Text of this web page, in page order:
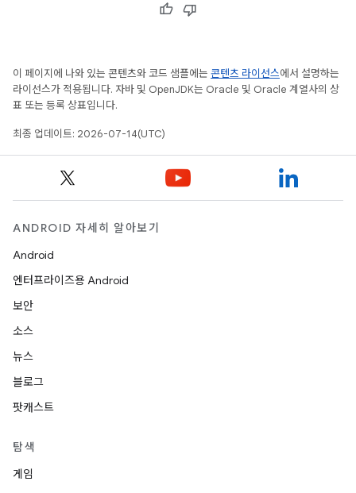
이 페이지에 나와 있는 콘텐츠와 코드 샘플에는 콘텐츠 라이선스에서 설명하는
라이선스가 적용됩니다. 자바 및 OpenJDK는 Oracle 및 Oracle 계열사의 상
표 또는 등록 상표입니다.
최종 업데이트: 2026-07-14(UTC)
ANDROID 자세히 알아보기
Android
엔터프라이즈용 Android
보안
소스
뉴스
블로그
팟캐스트
탐색
게임